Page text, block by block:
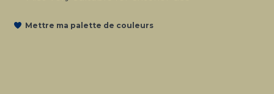
Mettre ma palette de couleurs